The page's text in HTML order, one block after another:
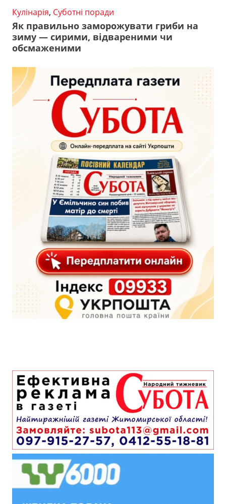
Кулінарія, Суботні поради
Як правильно заморожувати гриби на
зиму — сирими, відвареними чи
обсмаженими